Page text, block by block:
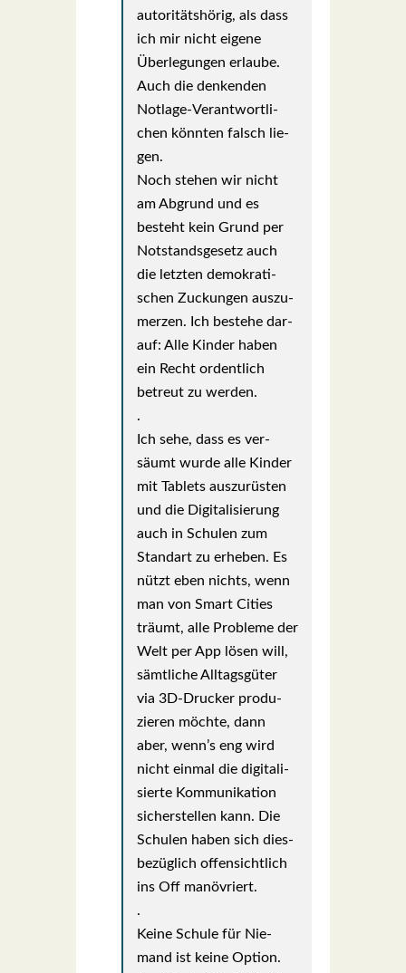
auto­ri­täts­hö­rig, als dass
ich mir nicht eige­ne
Über­le­gun­gen erlau­be.
Auch die den­ken­den
Not­la­ge-Ver­ant­wort­li­
chen könn­ten falsch lie­
gen.
Noch ste­hen wir nicht
am Abgrund und es
besteht kein Grund per
Not­stands­ge­setz auch
die letz­ten demo­kra­ti­
schen Zuckun­gen aus­zu­
mer­zen. Ich bestehe dar­
auf: Alle Kin­der haben
ein Recht ordent­lich
betreut zu wer­den.
.
Ich sehe, dass es ver­
säumt wur­de alle Kin­der
mit Tablets aus­zu­rüs­ten
und die Digi­ta­li­sie­rung
auch in Schu­len zum
Stand­art zu erhe­ben. Es
nützt eben nichts, wenn
man von Smart Cities
träumt, alle Pro­ble­me der
Welt per App lösen will,
sämt­li­che All­tags­gü­ter
via 3D-Dru­cker pro­du­
zie­ren möch­te, dann
aber, wenn’s eng wird
nicht ein­mal die digi­ta­li­
sier­te Kom­mu­ni­ka­ti­on
sicher­stel­len kann. Die
Schu­len haben sich dies­
be­züg­lich offen­sicht­lich
ins Off manö­vriert.
.
Kei­ne Schu­le für Nie­
mand ist kei­ne Opti­on.